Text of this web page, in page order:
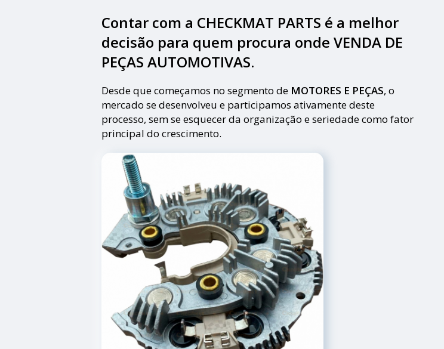
Contar com a CHECKMAT PARTS é a melhor
decisão para quem procura onde VENDA DE
PEÇAS AUTOMOTIVAS.
Desde que começamos no segmento de MOTORES E PEÇAS, o
mercado se desenvolveu e participamos ativamente deste
processo, sem se esquecer da organização e seriedade como fator
principal do crescimento.